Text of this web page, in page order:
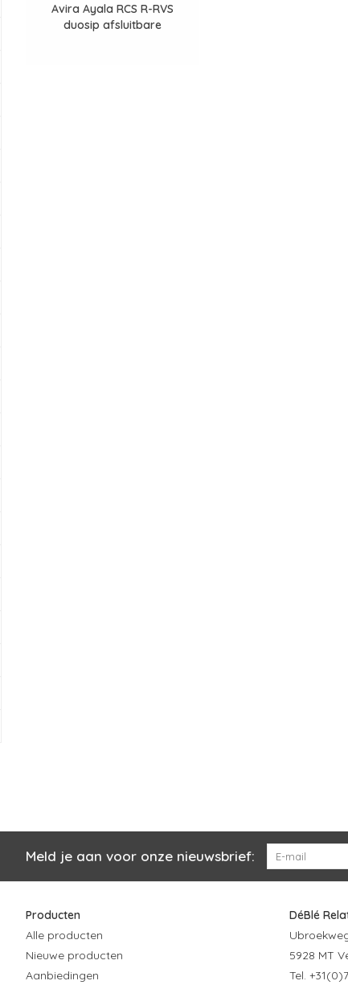
Avira Ayala RCS R-RVS
duosip afsluitbare
Meld je aan voor onze nieuwsbrief:
Producten
Alle producten
Nieuwe producten
Aanbiedingen
DéBlé
5928 MT
Tel.